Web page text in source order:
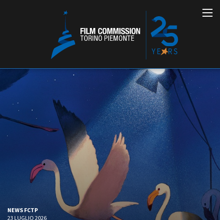
Italiano English
Chi siamo
Storia della Fondazione
La sede
Partner
EVENTI, SPECIALI
Anteprime in Piemonte
TFI Torino Film Industry -
Production Days
Avenue Cove - Erasmus +
Guarda che storia!
NEWS FCTP
23 LUGLIO 2026